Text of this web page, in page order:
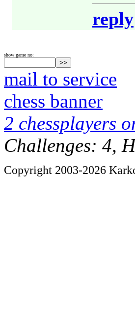
reply
show game no:
mail to service
chess banner
2 chessplayers
Challenges: 4,
Copyright 2003-2026